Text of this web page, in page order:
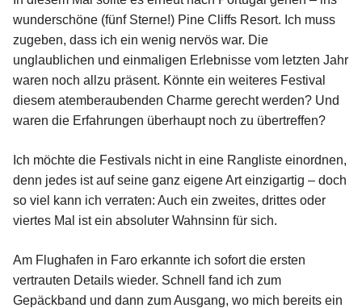
wunderschöne (fünf Sterne!) Pine Cliffs Resort. Ich muss
zugeben, dass ich ein wenig nervös war. Die
unglaublichen und einmaligen Erlebnisse vom letzten Jahr
waren noch allzu präsent. Könnte ein weiteres Festival
diesem atemberaubenden Charme gerecht werden? Und
waren die Erfahrungen überhaupt noch zu übertreffen?
Ich möchte die Festivals nicht in eine Rangliste einordnen,
denn jedes ist auf seine ganz eigene Art einzigartig – doch
so viel kann ich verraten: Auch ein zweites, drittes oder
viertes Mal ist ein absoluter Wahnsinn für sich.
Am Flughafen in Faro erkannte ich sofort die ersten
vertrauten Details wieder. Schnell fand ich zum
Gepäckband und dann zum Ausgang, wo mich bereits ein